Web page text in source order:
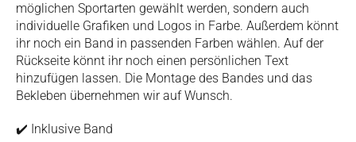
möglichen Sportarten gewählt werden, sondern auch
individuelle Grafiken und Logos in Farbe. Außerdem könnt
ihr noch ein Band in passenden Farben wählen. Auf der
Rückseite könnt ihr noch einen persönlichen Text
hinzufügen lassen. Die Montage des Bandes und das
Bekleben übernehmen wir auf Wunsch.
✔️ Inklusive Band